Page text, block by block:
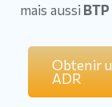
mais aussi BTP
Obtenir
ADR